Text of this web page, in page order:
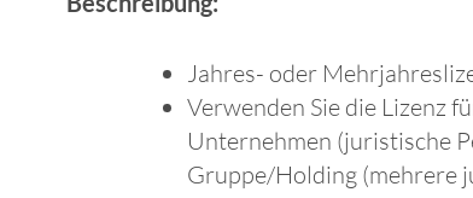
Jahres- oder
Verwenden Sie die Lizenz
Unternehmen (juristische
Gruppe/Holding (mehrere